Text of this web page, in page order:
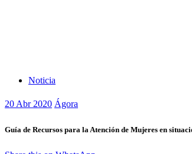
Noticia
20 Abr 2020 Ágora
Guía de Recursos para la Atención de Mujeres en